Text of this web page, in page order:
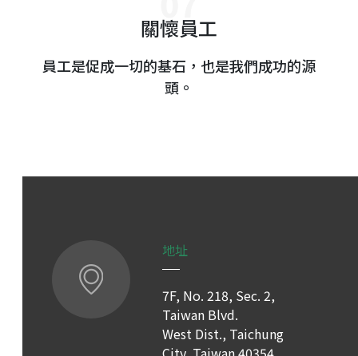
關懷員工
員工是促成一切的基石，也是我們成功的源
頭。
地址
7F, No. 218, Sec. 2,
Taiwan Blvd.
West Dist., Taichung